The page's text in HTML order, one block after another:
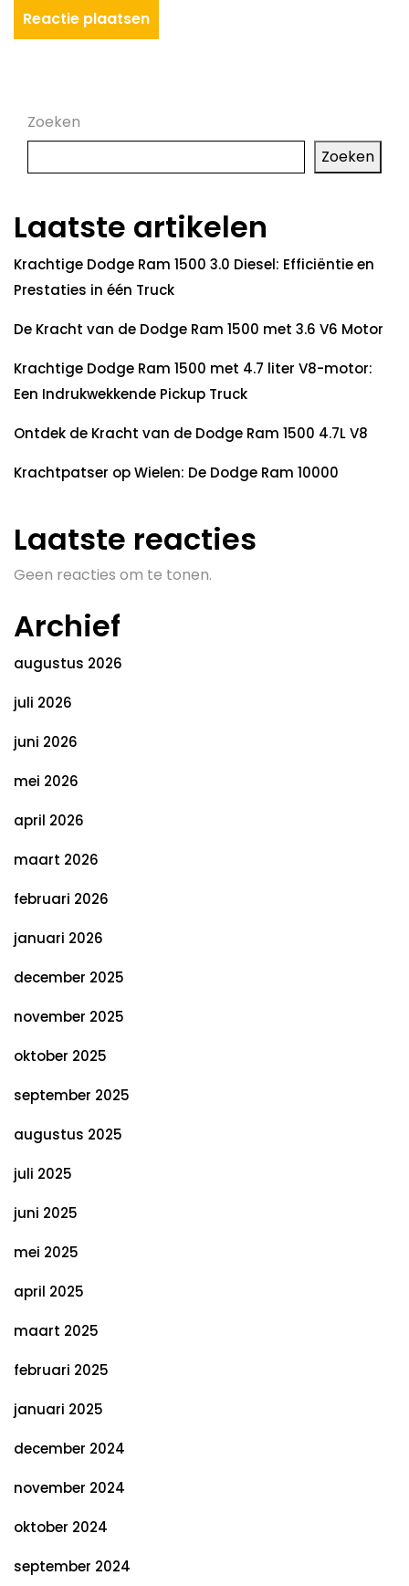
Zoeken
Zoeken
Laatste artikelen
Krachtige Dodge Ram 1500 3.0 Diesel: Efficiëntie en
Prestaties in één Truck
De Kracht van de Dodge Ram 1500 met 3.6 V6 Motor
Krachtige Dodge Ram 1500 met 4.7 liter V8-motor:
Een Indrukwekkende Pickup Truck
Ontdek de Kracht van de Dodge Ram 1500 4.7L V8
Krachtpatser op Wielen: De Dodge Ram 10000
Laatste reacties
Geen reacties om te tonen.
Archief
augustus 2026
juli 2026
juni 2026
mei 2026
april 2026
maart 2026
februari 2026
januari 2026
december 2025
november 2025
oktober 2025
september 2025
augustus 2025
juli 2025
juni 2025
mei 2025
april 2025
maart 2025
februari 2025
januari 2025
december 2024
november 2024
oktober 2024
september 2024